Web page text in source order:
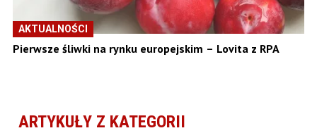
AKTUALNOŚCI
Pierwsze śliwki na rynku europejskim – Lovita z RPA
ARTYKUŁY Z KATEGORII